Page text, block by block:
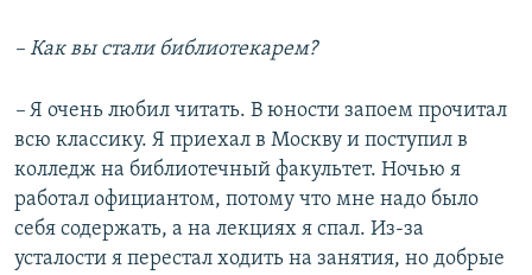
– Как вы стали библиотекарем?
– Я очень любил читать. В юности запоем прочитал
всю классику. Я приехал в Москву и поступил в
колледж на библиотечный факультет. Ночью я
работал официантом, потому что мне надо было
себя содержать, а на лекциях я спал. Из-за
усталости я перестал ходить на занятия, но добрые